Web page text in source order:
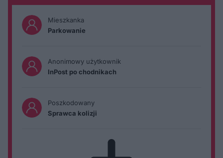
Mieszkanka
Parkowanie
Anonimowy użytkownik
InPost po chodnikach
Poszkodowany
Sprawca kolizji